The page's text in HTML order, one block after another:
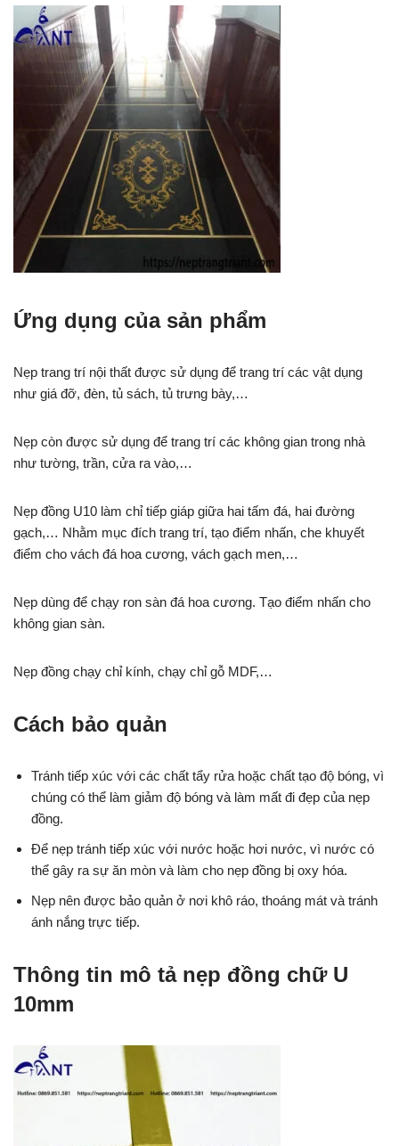
Ứng dụng của sản phẩm
Nẹp trang trí nội thất được sử dụng để trang trí các vật dụng
như giá đỡ, đèn, tủ sách, tủ trưng bày,…
Nẹp còn được sử dụng để trang trí các không gian trong nhà
như tường, trần, cửa ra vào,…
Nẹp đồng U10 làm chỉ tiếp giáp giữa hai tấm đá, hai đường
gạch,… Nhằm mục đích trang trí, tạo điểm nhấn, che khuyết
điểm cho vách đá hoa cương, vách gạch men,…
Nẹp dùng để chạy ron sàn đá hoa cương. Tạo điểm nhấn cho
không gian sàn.
Nẹp đồng chạy chỉ kính, chạy chỉ gỗ MDF,…
Cách bảo quản
Tránh tiếp xúc với các chất tẩy rửa hoặc chất tạo độ bóng, vì
chúng có thể làm giảm độ bóng và làm mất đi đẹp của nẹp
đồng.
Để nẹp tránh tiếp xúc với nước hoặc hơi nước, vì nước có
thể gây ra sự ăn mòn và làm cho nẹp đồng bị oxy hóa.
Nẹp nên được bảo quản ở nơi khô ráo, thoáng mát và tránh
ánh nắng trực tiếp.
Thông tin mô tả nẹp đồng chữ U
10mm